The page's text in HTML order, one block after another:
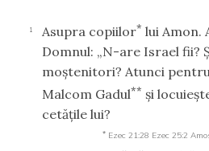
1 Asupra copiilor* lui Amon.
Domnul: „N-are Israel fii?
moştenitori? Atunci
Malcom Gadul** şi
cetăţile lui?
* Ezec 21:28 Ezec 25:2